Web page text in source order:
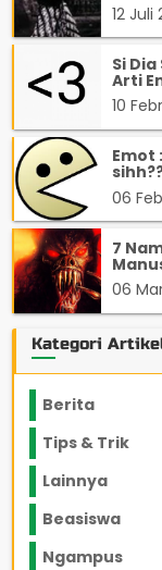
12 Juli
Si
Arti
10
Emot
06
7
06
Kategori
Berita
Tips & Trik
Lainnya
Beasiswa
Ngampus